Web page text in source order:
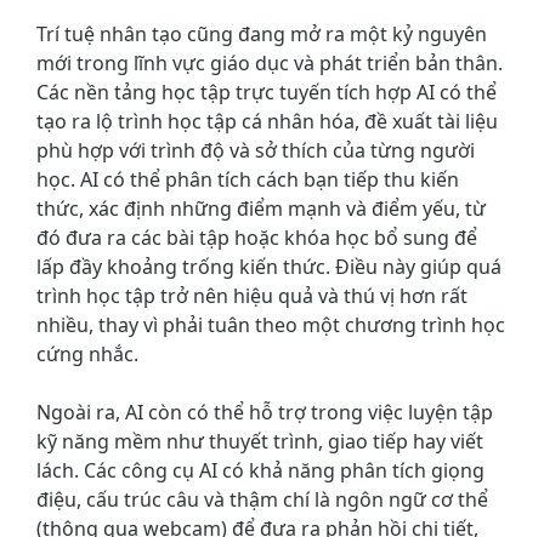
Trí tuệ nhân tạo cũng đang mở ra một kỷ nguyên
mới trong lĩnh vực giáo dục và phát triển bản thân.
Các nền tảng học tập trực tuyến tích hợp AI có thể
tạo ra lộ trình học tập cá nhân hóa, đề xuất tài liệu
phù hợp với trình độ và sở thích của từng người
học. AI có thể phân tích cách bạn tiếp thu kiến
thức, xác định những điểm mạnh và điểm yếu, từ
đó đưa ra các bài tập hoặc khóa học bổ sung để
lấp đầy khoảng trống kiến thức. Điều này giúp quá
trình học tập trở nên hiệu quả và thú vị hơn rất
nhiều, thay vì phải tuân theo một chương trình học
cứng nhắc.
Ngoài ra, AI còn có thể hỗ trợ trong việc luyện tập
kỹ năng mềm như thuyết trình, giao tiếp hay viết
lách. Các công cụ AI có khả năng phân tích giọng
điệu, cấu trúc câu và thậm chí là ngôn ngữ cơ thể
(thông qua webcam) để đưa ra phản hồi chi tiết,